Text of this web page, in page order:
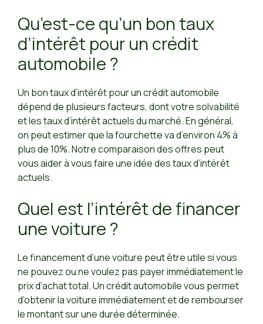
Qu’est-ce qu’un bon taux
d’intérêt pour un crédit
automobile ?
Un bon taux d’intérêt pour un crédit automobile
dépend de plusieurs facteurs, dont votre solvabilité
et les taux d’intérêt actuels du marché. En général,
on peut estimer que la fourchette va d’environ 4% à
plus de 10%. Notre comparaison des offres peut
vous aider à vous faire une idée des taux d’intérêt
actuels.
Quel est l’intérêt de financer
une voiture ?
Le financement d’une voiture peut être utile si vous
ne pouvez ou ne voulez pas payer immédiatement le
prix d’achat total. Un crédit automobile vous permet
d’obtenir la voiture immédiatement et de rembourser
le montant sur une durée déterminée.